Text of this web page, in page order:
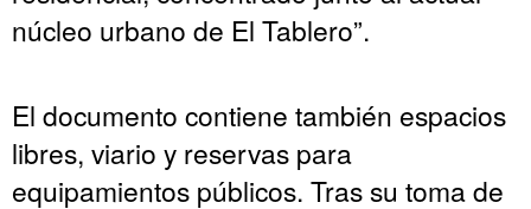
núcleo urbano de El Tablero”.
El documento contiene también espacios
libres, viario y reservas para
equipamientos públicos. Tras su toma de